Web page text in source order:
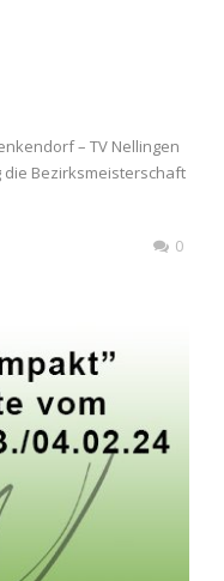
– TV Nellingen
die Bezirksmeisterschaft
0